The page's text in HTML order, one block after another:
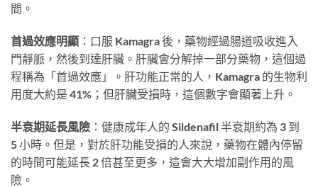
間。
首過效應明顯 ：口服 Kamagra 後，藥物經過腸道吸收進入
門靜脈，然後到達肝臟。肝臟會分解掉一部分藥物，這個過
程稱為「首過效應」。肝功能正常的人，Kamagra 的生物利
用度大約是 41%；但肝臟受損時，這個數字會顯著上升。
半衰期延長風險 ：健康成年人的 Sildenafil 半衰期約為 3 到
5 小時。但是，對於肝功能受損的人來說，藥物在體內停留
的時間可能延長 2 倍甚至更多，這會大大增加副作用的風
險。